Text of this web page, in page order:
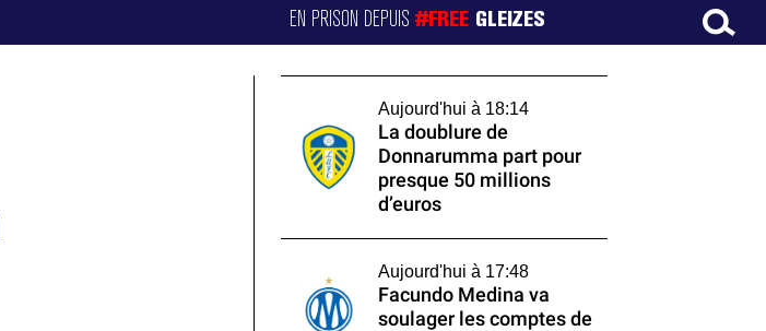
EN PRISON DEPUIS#FREE GLEIZES
Aujourd'hui à 18:14
La doublure de
Donnarumma part pour
presque 50 millions
d’euros
Aujourd'hui à 17:48
Facundo Medina va
soulager les comptes de